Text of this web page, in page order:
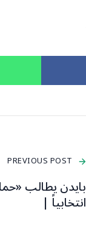
PREVIOUS POST
بايدن يطالب
انتخابياً |